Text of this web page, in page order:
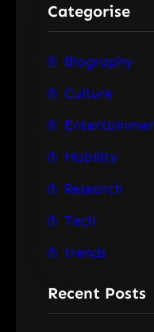
Categorise
Biography
Culture
Mobility
Research
Tech
trends
Recent Posts